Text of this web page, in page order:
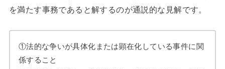
を満たす事務であると解するのが通説的な見解です。
①法的な争いが具体化または顕在化している事件に関
係すること